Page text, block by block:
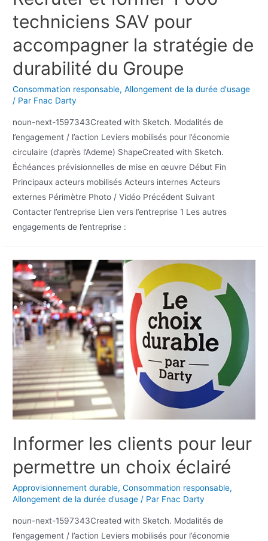
techniciens SAV pour
accompagner la stratégie de
durabilité du Groupe
Consommation responsable,Allongement de la durée d'usage
/ Par Fnac Darty
noun-next-1597343Created with Sketch. Modalités de
l’engagement / l’action Leviers mobilisés pour l’économie
circulaire (d’après l’Ademe) ShapeCreated with Sketch.
Échéances prévisionnelles de mise en œuvre Début Fin
Principaux acteurs mobilisés Acteurs internes Acteurs
externes Périmètre Photo / Vidéo Précédent Suivant
Contacter l’entreprise Lien vers l’entreprise 1 Les autres
engagements de l’entreprise :
Informer les clients pour leur
permettre un choix éclairé
Approvisionnement durable,Consommation responsable,
Allongement de la durée d'usage / Par Fnac Darty
noun-next-1597343Created with Sketch. Modalités de
l’engagement / l’action Leviers mobilisés pour l’économie